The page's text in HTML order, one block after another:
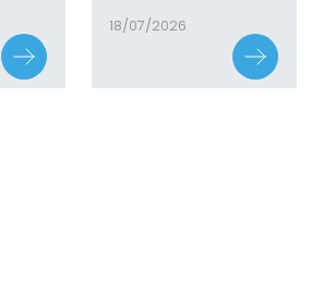
18/07/2026